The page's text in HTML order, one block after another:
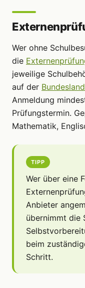
Wer ohne
die
jeweilige
auf der
Anmeldung
Prüfungstermin.
Mathematik,
TIPP
Wer über eine
Anbieter
übernimmt die
beim
Schritt.